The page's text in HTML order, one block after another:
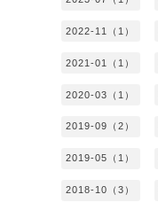
2022-11（1）
2021-01（1）
2020-03（1）
2019-09（2）
2019-05（1）
2018-10（3）